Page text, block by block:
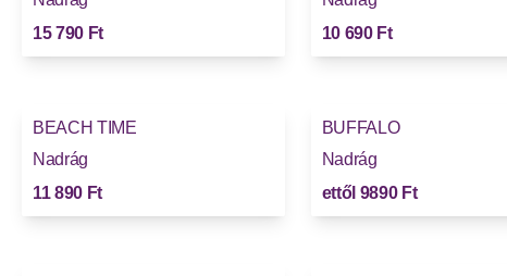
15 790 Ft
10 690 Ft
BEACH TIME
Nadrág
11 890 Ft
BUFFALO
Nadrág
ettől 9890 Ft